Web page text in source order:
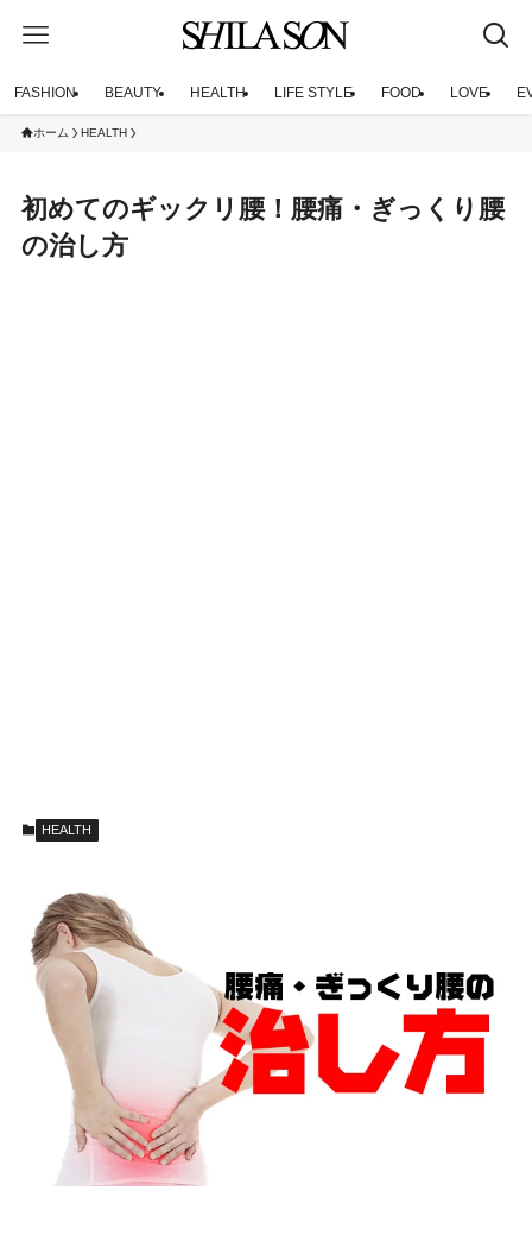
FASHION BEAUTY HEALTH LIFE STYLE FOOD LOVE
ホーム HEALTH
初めてのギックリ腰！腰痛・ぎっくり腰
の治し方
HEALTH